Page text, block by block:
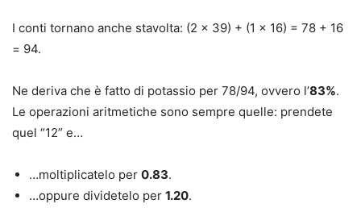
I conti tornano anche stavolta: (2 x 39) + (1 x 16) = 78 + 16
= 94.
Ne deriva che è fatto di potassio per 78/94, ovvero l’83%.
Le operazioni aritmetiche sono sempre quelle: prendete
quel “12” e…
…moltiplicatelo per 0.83.
…oppure dividetelo per 1.20.